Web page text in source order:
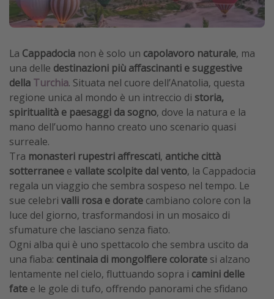
Città più visitate
La Cappadocia non è solo un capolavoro naturale, ma
una delle destinazioni più affascinanti e suggestive
della Turchia. Situata nel cuore dell’Anatolia, questa
regione unica al mondo è un intreccio di storia,
spiritualità e paesaggi da sogno, dove la natura e la
mano dell’uomo hanno creato uno scenario quasi
surreale.
Tra monasteri rupestri affrescati, antiche città
sotterranee e vallate scolpite dal vento, la Cappadocia
regala un viaggio che sembra sospeso nel tempo. Le
sue celebri valli rosa e dorate cambiano colore con la
luce del giorno, trasformandosi in un mosaico di
sfumature che lasciano senza fiato.
Ogni alba qui è uno spettacolo che sembra uscito da
una fiaba: centinaia di mongolfiere colorate si alzano
lentamente nel cielo, fluttuando sopra i camini delle
fate e le gole di tufo, offrendo panorami che sfidano